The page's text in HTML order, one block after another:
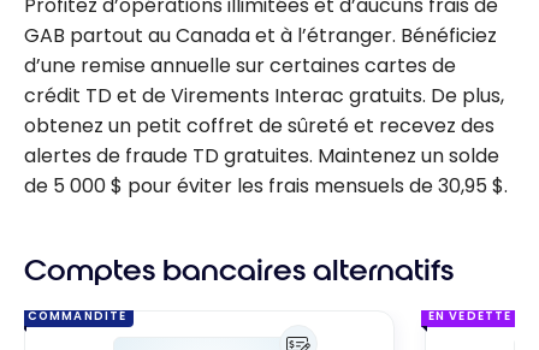
Profitez d’opérations illimitées et d’aucuns frais de
GAB partout au Canada et à l’étranger. Bénéficiez
d’une remise annuelle sur certaines cartes de
crédit TD et de Virements Interac gratuits. De plus,
obtenez un petit coffret de sûreté et recevez des
alertes de fraude TD gratuites. Maintenez un solde
de 5 000 $ pour éviter les frais mensuels de 30,95 $.
Comptes bancaires alternatifs
COMMANDITÉ EN VEDETTE